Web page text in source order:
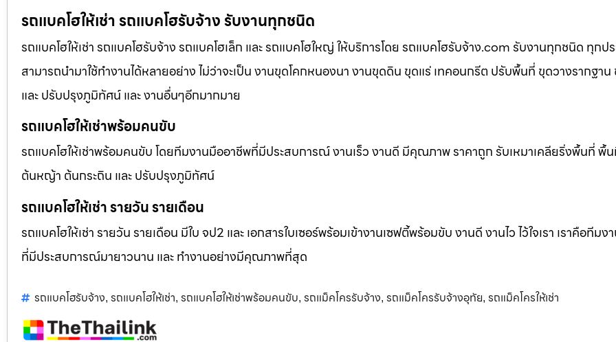
รถแบคโฮให้เช่า รถแบคโฮรับจ้าง รับงานทุกชนิด
รถแบคโฮให้เช่า รถแบคโฮรับจ้าง รถแบคโฮเล็ก และ รถแบคโฮใหญ่ ให้บริการโดย รถแบคโฮรับจ้าง.com รับงานทุกชนิด ทุกปร
สามารถนำมาใช้ทำงานได้หลายอย่าง ไม่ว่าจะเป็น งานขุดโคกหนองนา งานขุดดิน ขุดแร่ เทคอนกรีต ปรับพื้นที่ ขุดวางรากฐา
และ ปรับปรุงภูมิทัศน์ และ งานอื่นๆอีกมากมาย
รถแบคโฮให้เช่าพร้อมคนขับ
รถแบคโฮให้เช่าพร้อมคนขับ โดยทีมงานมืออาชีพที่มีประสบการณ์ งานเร็ว งานดี มีคุณภาพ ราคาถูก รับเหมาเคลียริ่งพื้นที่ พื้
ต้นหญ้า ต้นกระถิน และ ปรับปรุงภูมิทัศน์
รถแบคโฮให้เช่า รายวัน รายเดือน
รถแบคโฮให้เช่า รายวัน รายเดือน มีใบ จป2 และ เอกสารใบเซอร์พร้อมเข้างานเซฟตี้พร้อมขับ งานดี งานไว ไว้ใจเรา เราคือทีม
ที่มีประสบการณ์มายาวนาน และ ทำงานอย่างมีคุณภาพที่สุด
รถแบคโฮรับจ้าง, รถแบคโฮให้เช่า, รถแบคโฮให้เช่าพร้อมคนขับ, รถแม็คโครรับจ้าง, รถแม็คโครรับจ้างอุทัย, รถแม็คโครให้เช่า